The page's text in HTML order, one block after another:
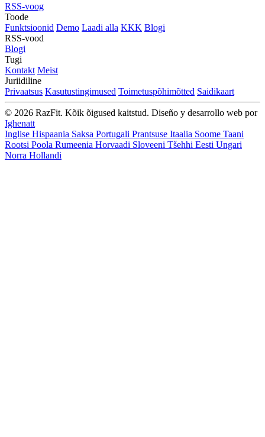
RSS-voog
Toode
Funktsioonid Demo Laadi alla KKK Blogi
RSS-vood
Blogi
Tugi
Kontakt Meist
Juriidiline
Privaatsus Kasutustingimused Toimetuspõhimõtted Saidikaart
© 2026 RazFit. Kõik õigused kaitstud. Diseño y desarrollo web por
Ighenatt
Inglise Hispaania Saksa Portugali Prantsuse Itaalia Soome Taani
Rootsi Poola Rumeenia Horvaadi Sloveeni Tšehhi Eesti Ungari
Norra Hollandi